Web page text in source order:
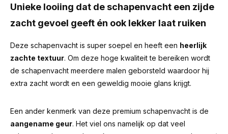
Unieke looiing dat de schapenvacht een zijde
zacht gevoel geeft én ook lekker laat ruiken
Deze schapenvacht is super soepel en heeft een heerlijk
zachte textuur. Om deze hoge kwaliteit te bereiken wordt
de schapenvacht meerdere malen geborsteld waardoor hij
extra zacht wordt en een geweldig mooie glans krijgt.
Een ander kenmerk van deze premium schapenvacht is de
aangename geur. Het viel ons namelijk op dat veel